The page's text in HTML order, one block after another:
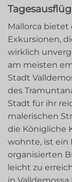
Mallorca bietet
Exkursionen,
wirklich
am meisten
Stadt
des
Stadt für ihr
malerischen
die Königliche
wohnte, ist ein
organisierten
leicht zu